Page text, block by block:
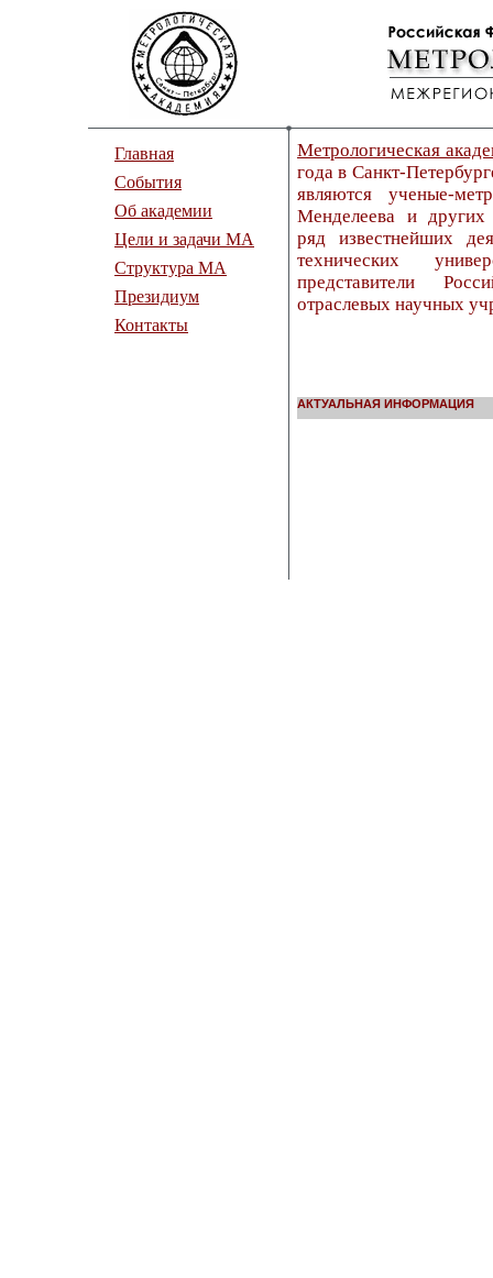
Главная
События
Об академии
Цели и задачи МА
Структура МА
Президиум
Контакты
Метрологическая
года в Санкт-
являются ученые-
Менделеева и других
ряд известнейших
технических
представители
отраслевых научных
АКТУАЛЬНАЯ ИНФОРМАЦИЯ